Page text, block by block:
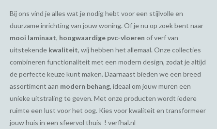
Bij ons vind je alles wat je nodig hebt voor een stijlvolle en
duurzame inrichting van jouw woning. Of je nu op zoek bent naar
mooi laminaat, hoogwaardige pvc-vloeren of verf van
uitstekende kwaliteit, wij hebben het allemaal. Onze collecties
combineren functionaliteit met een modern design, zodat je altijd
de perfecte keuze kunt maken. Daarnaast bieden we een breed
assortiment aan modern behang, ideaal om jouw muren een
unieke uitstraling te geven. Met onze producten wordt iedere
ruimte een lust voor het oog. Kies voor kwaliteit en transformeer
jouw huis in een sfeervol thuis ! verfhal.nl